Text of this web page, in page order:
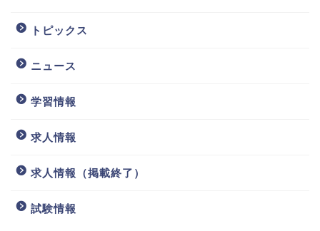
トピックス
ニュース
学習情報
求人情報
求人情報（掲載終了）
試験情報